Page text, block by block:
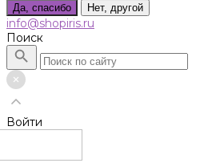
Да, спасибо Нет, другой
info@shopiris.ru
Поиск
Войти